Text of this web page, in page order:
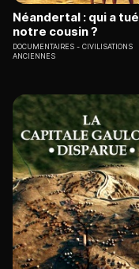
Néandertal : qui a tué
notre cousin ?
DOCUMENTAIRES
CIVILISATIONS
ANCIENNES